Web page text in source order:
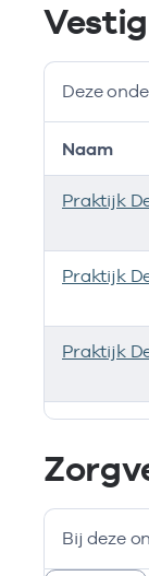
Deze
Deze
Naam
Praktijk
Praktijk
Praktijk
Bij deze